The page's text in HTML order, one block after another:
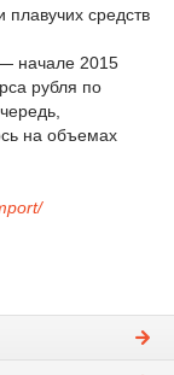
плавучих средств
начале 2015
рубля по
на объемах